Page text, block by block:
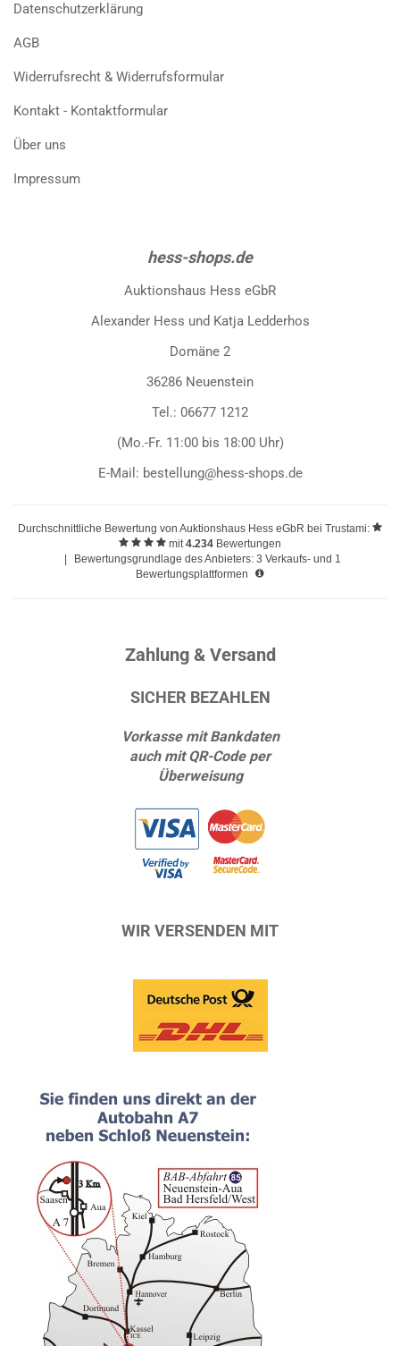
Datenschutzerklärung
AGB
Widerrufsrecht & Widerrufsformular
Kontakt - Kontaktformular
Über uns
Impressum
hess-shops.de
Auktionshaus Hess eGbR
Alexander Hess und Katja Ledderhos
Domäne 2
36286 Neuenstein
Tel.: 06677 1212
(Mo.-Fr. 11:00 bis 18:00 Uhr)
E-Mail: bestellung@hess-shops.de
Durchschnittliche Bewertung von Auktionshaus Hess eGbR bei Trustami:
mit4.234 Bewertungen
Bewertungsgrundlage des Anbieters: 3 Verkaufs- und 1
Bewertungsplattformen
Zahlung & Versand
SICHER BEZAHLEN
Vorkasse mit Bankdaten
auch mit QR-Code per
Überweisung
WIR VERSENDEN MIT